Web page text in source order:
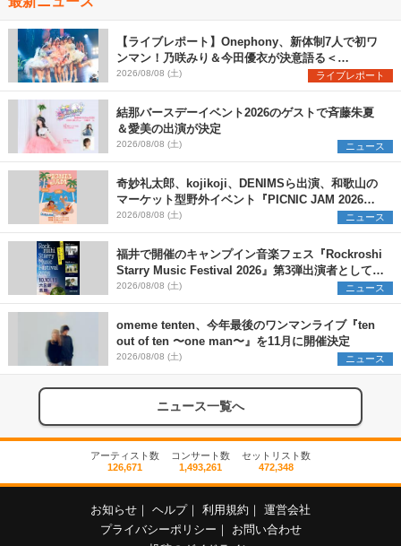
【ライブレポート】Onephony、新体制7人で初ワ
ンマン！乃咲みり＆今田優衣が決意語る＜
Onephony新体制1st Oneman Live はじまりの夏
＞
2026/08/08 (土) ライブレポート
結那バースデーイベント2026のゲストで斉藤朱夏
＆愛美の出演が決定
2026/08/08 (土) ニュース
奇妙礼太郎、kojikoji、DENIMSら出演、和歌山の
マーケット型野外イベント『PICNIC JAM 2026』
早割チケット発売開始
2026/08/08 (土) ニュース
福井で開催のキャンプイン音楽フェス『Rockroshi
Starry Music Festival 2026』第3弾出演者として
SCOOBIE DO、かりゆし58、Reiを発表
2026/08/08 (土) ニュース
omeme tenten、今年最後のワンマンライブ『ten
out of ten 〜one man〜』を11月に開催決定
2026/08/08 (土) ニュース
ニュース一覧へ
アーティスト数
126,671
コンサート数
1,493,261
セットリスト数
472,348
お知らせ ヘルプ 利用規約
運営会社
プライバシーポリシー
お問い合わせ